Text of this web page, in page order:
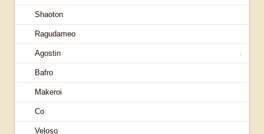
Shaoton
Ragudameo
Agostin ↓
Bafro
Makeroi
Co
Veloso